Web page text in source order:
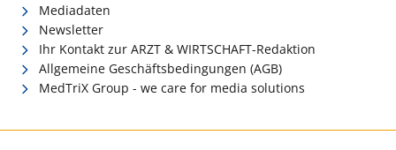
Mediadaten
Newsletter
Ihr Kontakt zur ARZT & WIRTSCHAFT-Redaktion
Allgemeine Geschäftsbedingungen (AGB)
MedTriX Group - we care for media solutions